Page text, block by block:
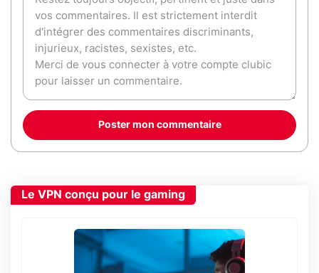
Poster mon commentaire
Le VPN conçu pour le gaming